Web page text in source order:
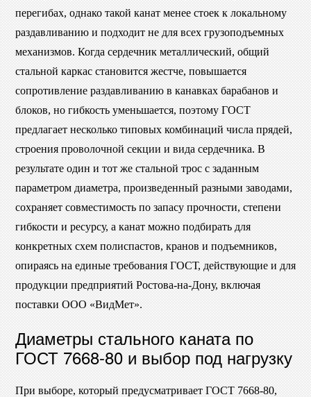
перегибах, однако такой канат менее стоек к локальному
раздавливанию и подходит не для всех грузоподъемных
механизмов. Когда сердечник металлический, общий
стальной каркас становится жестче, повышается
сопротивление раздавливанию в канавках барабанов и
блоков, но гибкость уменьшается, поэтому ГОСТ
предлагает несколько типовых комбинаций числа прядей,
строения проволочной секции и вида сердечника. В
результате один и тот же стальной трос с заданным
параметром диаметра, произведенный разными заводами,
сохраняет совместимость по запасу прочности, степени
гибкости и ресурсу, а канат можно подбирать для
конкретных схем полиспастов, кранов и подъемников,
опираясь на единые требования ГОСТ, действующие и для
продукции предприятий Ростова-на-Дону, включая
поставки ООО «ВидМет».
Диаметры стального каната по
ГОСТ 7668-80 и выбор под нагрузку
При выборе, который предусматривает ГОСТ 7668-80,